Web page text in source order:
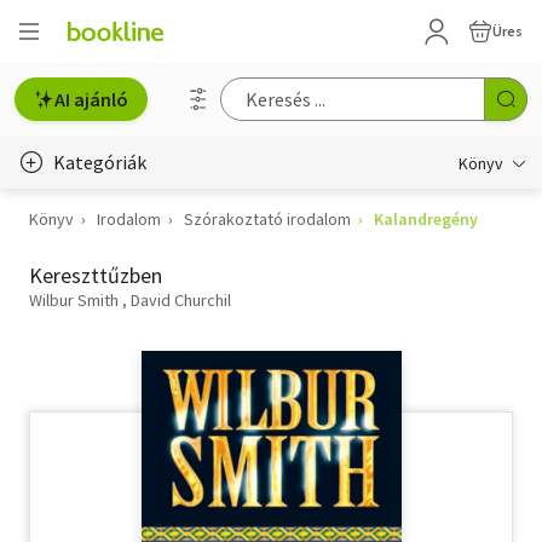
Üres
AI ajánló
Kategóriák Könyv
Életmód, egészség
Erotika
Hobbi, szabadidő
Könyv Irodalom Szórakoztató irodalom Kalandregény
Kereszttűzben
Wilbur Smith David Churchil